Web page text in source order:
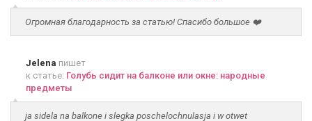
Огромная благодарность за статью! Спасибо большое ❤️
Jelena пишет
к статье: Голубь сидит на балконе или окне: народные
предметы
ja sidela na balkone i slegka poschelochnulasja i w otwet